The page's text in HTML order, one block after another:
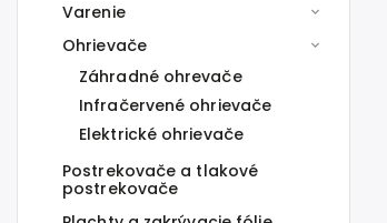
Varenie
Ohrievače
Záhradné ohrevače
Infračervené ohrievače
Elektrické ohrievače
Postrekovače a tlakové
postrekovače